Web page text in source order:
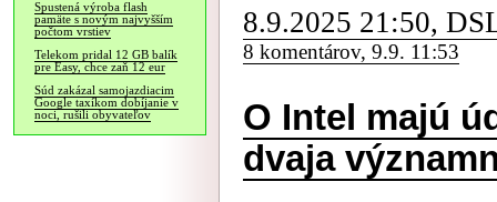
Spustená výroba flash
pamäte s novým najvyšším
počtom vrstiev
Telekom pridal 12 GB balík
pre Easy, chce zaň 12 eur
Súd zakázal samojazdiacim
Google taxíkom dobíjanie v
noci, rušili obyvateľov
8.9.2025 21:50,
8 komentárov, 9.9. 11:53
O Intel majú
dvaja